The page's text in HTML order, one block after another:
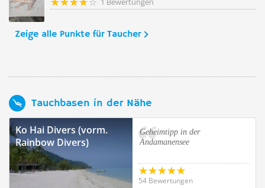
Zeige alle Punkte für Taucher
Tauchbasen in der Nähe
Ko Hai Divers (vorm.
Rainbow Divers)
Geheimtipp in der
Andamanensee
54 Bewertungen